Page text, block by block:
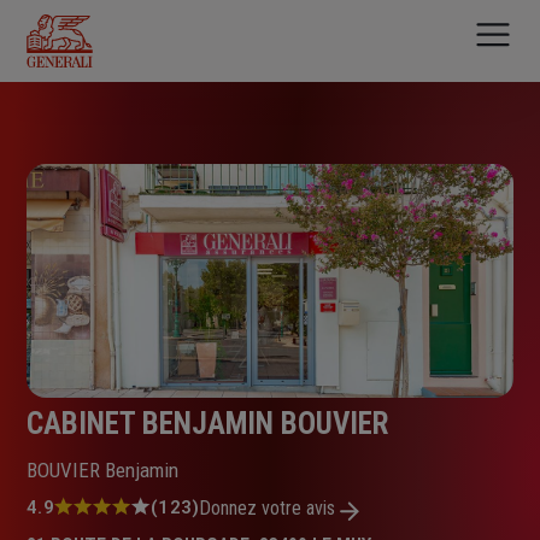
contenu
principal
CABINET BENJAMIN BOUVIER
BOUVIER Benjamin
Note
4.9 (123)Donnez votre avis